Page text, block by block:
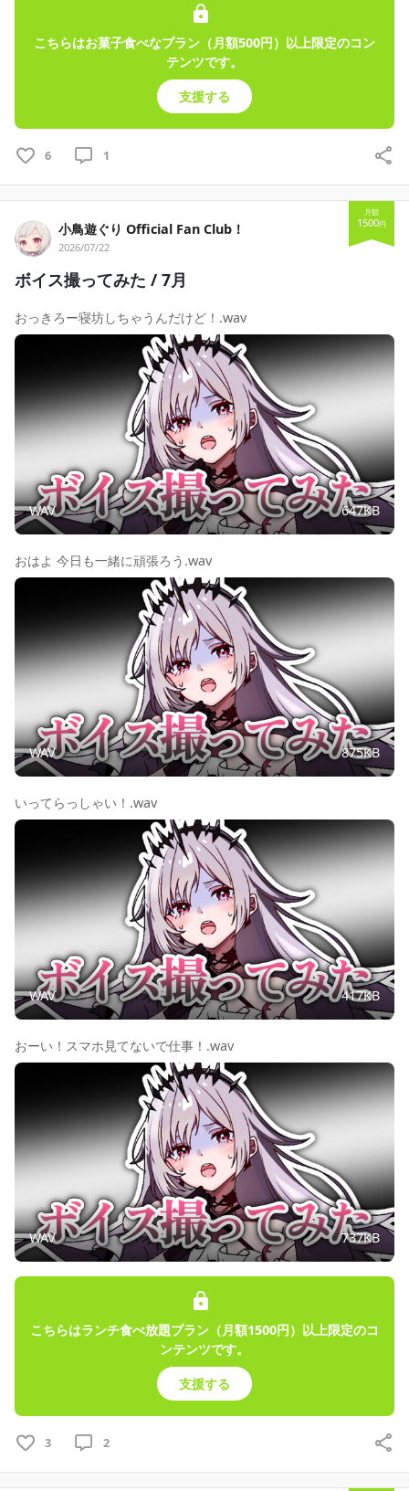
◤CREATIAの支援について
YouTube＋αで考えていただけたら嬉しいです
頂いた支援は制作活動費やご飯代になります
投稿内容を外部に持ち出すことは禁止です
◤注意：以下の可能性があります
・毎月投稿できない場合
・公開コンテンツを後日SNSで投稿
こちらはお菓子食べなプラン（月額500円）以上限定のコン
テンツです。
支援する
6 1
小鳥遊ぐり Official Fan Club！
2026/07/22
月額
1500円
ボイス撮ってみた / 7月
おっきろー寝坊しちゃうんだけど！.wav
WAV 647KB
おはよ 今日も一緒に頑張ろう.wav
WAV 875KB
いってらっしゃい！.wav
WAV 417KB
おーい！スマホ見てないで仕事！.wav
WAV 737KB
こちらはランチ食べ放題プラン（月額1500円）以上限定のコ
ンテンツです。
支援する
3 2